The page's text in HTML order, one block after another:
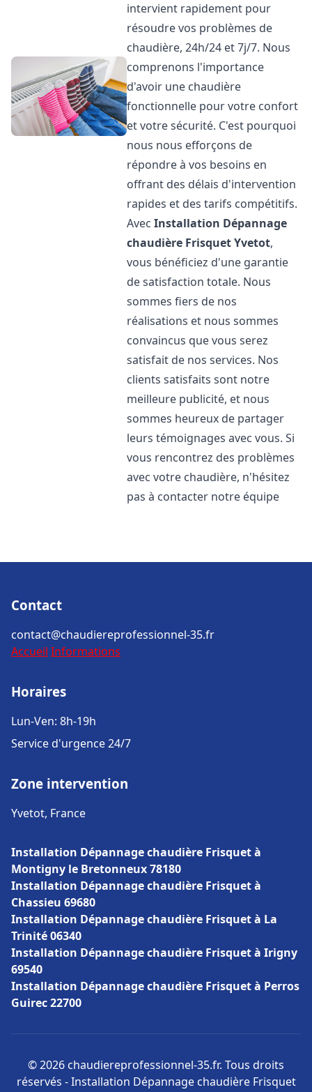
intervient rapidement pour
résoudre vos problèmes de
chaudière, 24h/24 et 7j/7. Nous
comprenons l'importance
d'avoir une chaudière
fonctionnelle pour votre confort
et votre sécurité. C'est pourquoi
nous nous efforçons de
répondre à vos besoins en
offrant des délais d'intervention
rapides et des tarifs compétitifs.
AvecInstallation Dépannage
chaudière FrisquetYvetot,
vous bénéficiez d'une garantie
de satisfaction totale. Nous
sommes fiers de nos
réalisations et nous sommes
convaincus que vous serez
satisfait de nos services. Nos
clients satisfaits sont notre
meilleure publicité, et nous
sommes heureux de partager
leurs témoignages avec vous. Si
vous rencontrez des problèmes
avec votre chaudière, n'hésitez
pas à contacter notre équipe
Contact
contact@chaudiereprofessionnel-35.fr
Accueil Informations
Horaires
Lun-Ven: 8h-19h
Service d'urgence 24/7
Zone intervention
Yvetot, France
Installation Dépannage chaudière Frisquet à
Montigny le Bretonneux 78180
Installation Dépannage chaudière Frisquet à
Chassieu 69680
Installation Dépannage chaudière Frisquet à La
Trinité 06340
Installation Dépannage chaudière Frisquet à Irigny
69540
Installation Dépannage chaudière Frisquet à Perros
Guirec 22700
© 2026 chaudiereprofessionnel-35.fr. Tous droits
réservés - Installation Dépannage chaudière Frisquet